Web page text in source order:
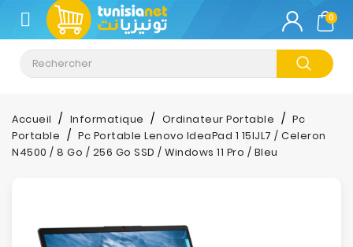
CATÉGORIE
Climatisation
Informatique
Téléphonie
0
Accueil Informatique Ordinateur Portable
Pc
Portable
Pc Portable Lenovo IdeaPad 1 15IJL7 / Celeron
N4500 / 8 Go / 256 Go SSD / Windows 11 Pro / Bleu